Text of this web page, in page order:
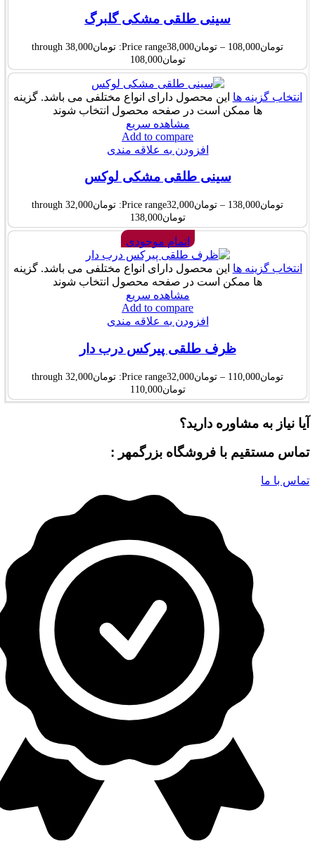
سینی طلقی مشکی گلبرگ
تومان108,000
– تومان38,000
Price range: تومان38,000 through
تومان108,000
انتخاب گزینه ها این محصول دارای انواع مختلفی می باشد. گزینه
ها ممکن است در صفحه محصول انتخاب شوند
مشاهده سریع
Add to compare
افزودن به علاقه مندی
سینی طلقی مشکی لوکس
تومان138,000
– تومان32,000
Price range: تومان32,000 through
تومان138,000
اتمام موجودی
انتخاب گزینه ها این محصول دارای انواع مختلفی می باشد. گزینه
ها ممکن است در صفحه محصول انتخاب شوند
مشاهده سریع
Add to compare
افزودن به علاقه مندی
ظرف طلقی پیرکس درب دار
تومان110,000
– تومان32,000
Price range: تومان32,000 through
تومان110,000
آیا نیاز به مشاوره دارید؟
تماس مستقیم با فروشگاه بزرگمهر :
تماس با ما